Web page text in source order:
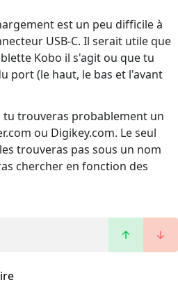
est un peu difficile à
USB-C. Il serait utile que
Kobo il s'agit ou que tu
port (le haut, le bas et l'avant
tu trouveras probablement un
ou Digikey.com. Le seul
trouveras pas sous un nom
chercher en fonction des